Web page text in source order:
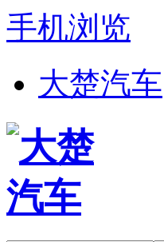
手机浏览
大楚汽车